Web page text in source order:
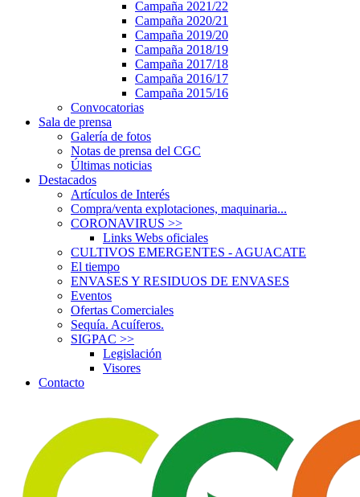
Campaña 2021/22
Campaña 2020/21
Campaña 2019/20
Campaña 2018/19
Campaña 2017/18
Campaña 2016/17
Campaña 2015/16
Convocatorias
Sala de prensa
Galería de fotos
Notas de prensa del CGC
Últimas noticias
Destacados
Artículos de Interés
Compra/venta explotaciones, maquinaria...
CORONAVIRUS >>
Links Webs oficiales
CULTIVOS EMERGENTES - AGUACATE
El tiempo
ENVASES Y RESIDUOS DE ENVASES
Eventos
Ofertas Comerciales
Sequía. Acuíferos.
SIGPAC >>
Legislación
Visores
Contacto